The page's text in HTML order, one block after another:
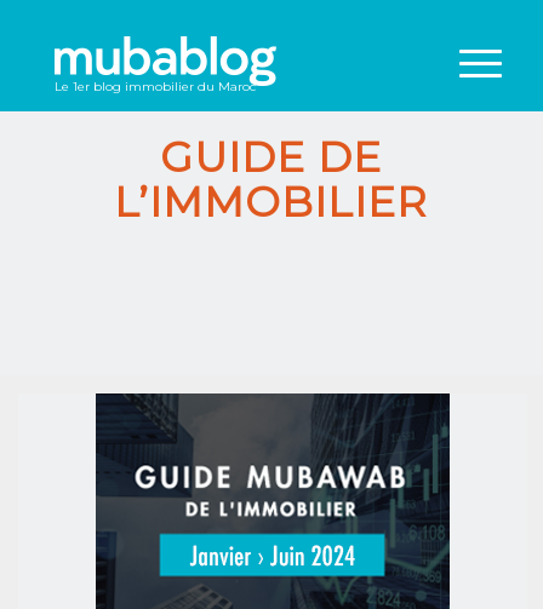
Le 1er blog immobilier du Maroc
GUIDE DE
L’IMMOBILIER